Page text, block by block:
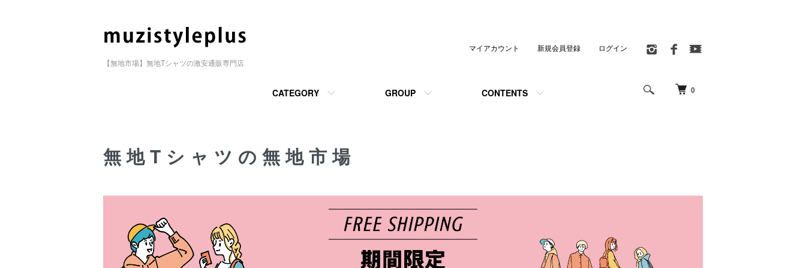
【無地市場】無地Tシャツの激安通販専門店
0
CATEGORY GROUP CONTENTS
マイアカウント 新規会員登録 ログイン
無地Tシャツの無地市場